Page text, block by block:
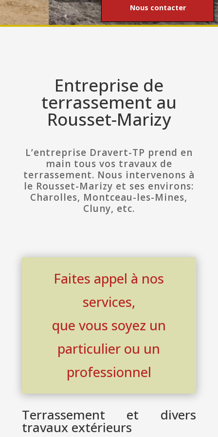
Nous contacter
Entreprise de
terrassement au
Rousset-Marizy
L’entreprise Dravert-TP prend en
main tous vos travaux de
terrassement. Nous intervenons à
le Rousset-Marizy et ses environs:
Charolles, Montceau-les-Mines,
Cluny, etc.
Faites appel à nos
services,
que vous soyez un
particulier ou un
professionnel
Terrassement et divers
travaux extérieurs